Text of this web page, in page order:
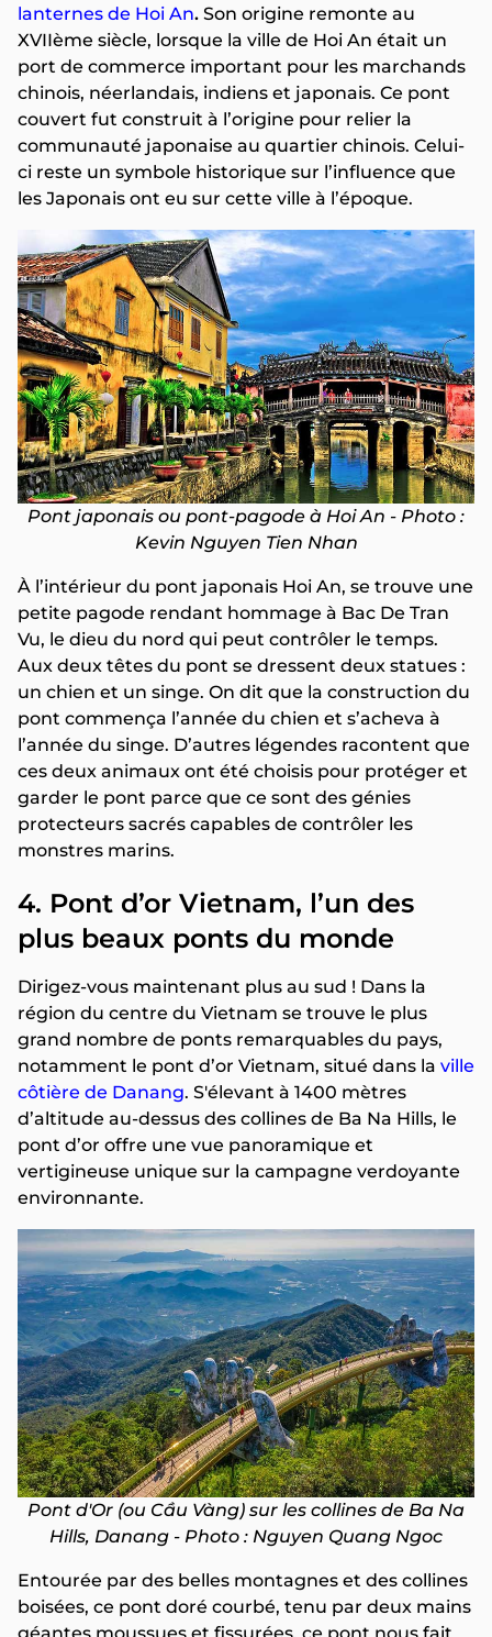
lanternes de Hoi An. Son origine remonte au
XVIIème siècle, lorsque la ville de Hoi An était un
port de commerce important pour les marchands
chinois, néerlandais, indiens et japonais. Ce pont
couvert fut construit à l’origine pour relier la
communauté japonaise au quartier chinois. Celui-
ci reste un symbole historique sur l’influence que
les Japonais ont eu sur cette ville à l’époque.
Pont japonais ou pont-pagode à Hoi An - Photo :
Kevin Nguyen Tien Nhan
À l’intérieur du pont japonais Hoi An, se trouve une
petite pagode rendant hommage à Bac De Tran
Vu, le dieu du nord qui peut contrôler le temps.
Aux deux têtes du pont se dressent deux statues :
un chien et un singe. On dit que la construction du
pont commença l’année du chien et s’acheva à
l’année du singe. D’autres légendes racontent que
ces deux animaux ont été choisis pour protéger et
garder le pont parce que ce sont des génies
protecteurs sacrés capables de contrôler les
monstres marins.
4. Pont d’or Vietnam, l’un des
plus beaux ponts du monde
Dirigez-vous maintenant plus au sud ! Dans la
région du centre du Vietnam se trouve le plus
grand nombre de ponts remarquables du pays,
notamment le pont d’or Vietnam, situé dans la ville
côtière de Danang. S'élevant à 1400 mètres
d’altitude au-dessus des collines de Ba Na Hills, le
pont d’or offre une vue panoramique et
vertigineuse unique sur la campagne verdoyante
environnante.
Pont d'Or (ou Cầu Vàng) sur les collines de Ba Na
Hills, Danang - Photo : Nguyen Quang Ngoc
Entourée par des belles montagnes et des collines
boisées, ce pont doré courbé, tenu par deux mains